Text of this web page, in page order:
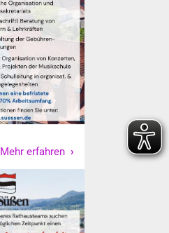
Schülerferienprogramm
Migration und Integration
Freundeskreis Asyl
Ukraine-Hilfe
Wohnen
Bauen in Süßen
Wohnimmobilien +
Mehr erfahren